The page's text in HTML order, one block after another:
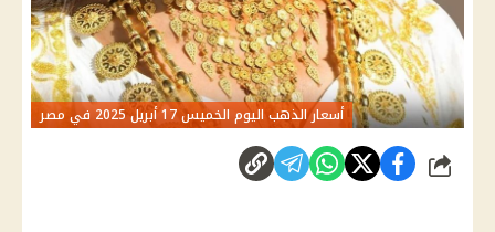
أسعار الذهب اليوم الخميس 17 أبريل 2025 في مصر
شارك